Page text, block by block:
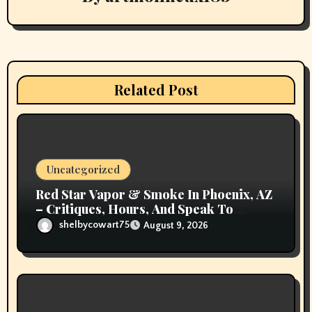
t
o
n
Related Post
Uncategorized
Red Star Vapor & Smoke In Phoenix, AZ
– Critiques, Hours, And Speak To
Detailsshelbycowart75 August 9, 2026